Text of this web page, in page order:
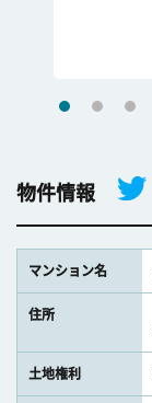
物件情報
マンション名
住所
土地権利